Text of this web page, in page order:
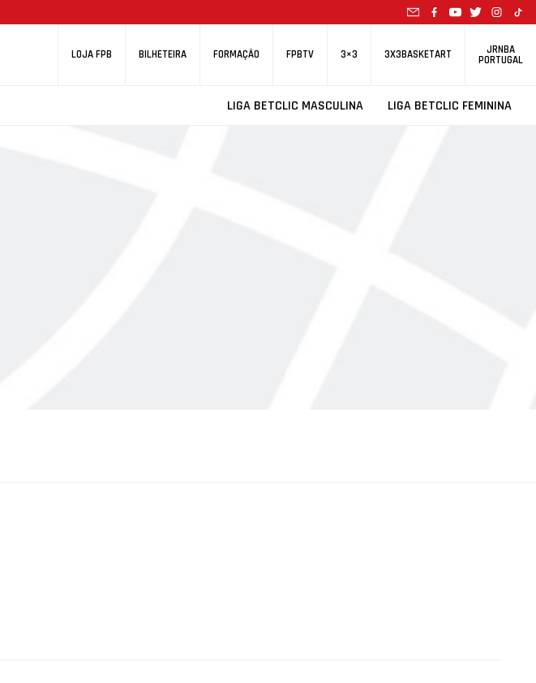
LOJA FPB BILHETEIRA FORMAÇÃO FPBTV 3×3 3X3BASKETART JRNBA
PORTUGAL
LIGA BETCLIC MASCULINA LIGA BETCLIC FEMININA